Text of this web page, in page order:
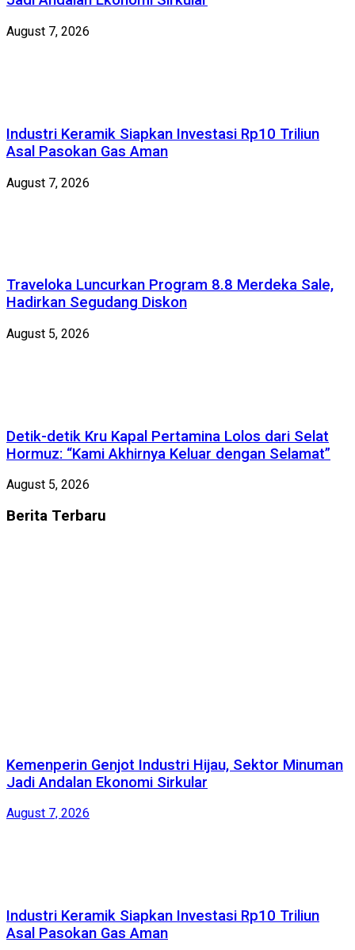
August 7, 2026
Industri Keramik Siapkan Investasi Rp10 Triliun
Asal Pasokan Gas Aman
August 7, 2026
Traveloka Luncurkan Program 8.8 Merdeka Sale,
Hadirkan Segudang Diskon
August 5, 2026
Detik-detik Kru Kapal Pertamina Lolos dari Selat
Hormuz: “Kami Akhirnya Keluar dengan Selamat”
August 5, 2026
Berita Terbaru
Kemenperin Genjot Industri Hijau, Sektor Minuman
Jadi Andalan Ekonomi Sirkular
August 7, 2026
Industri Keramik Siapkan Investasi Rp10 Triliun
Asal Pasokan Gas Aman